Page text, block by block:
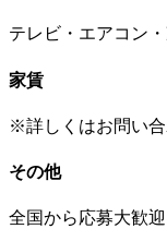
テレビ・エアコン
家賃
※詳しくはお問い
その他
全国から応募大歓迎